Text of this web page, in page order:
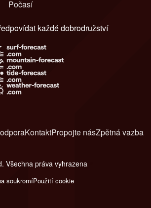
Počasí
každé dobrodružství
KontaktPropojte násZpětná vazba
Všechna práva vyhrazena
soukromíPoužití cookie